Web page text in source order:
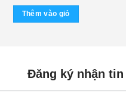
Thêm vào giỏ
Đăng ký nhận tin